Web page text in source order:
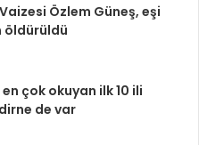
Özlem Güneş, eşi
öldürüldü
en çok okuyan ilk 10 ili
de var